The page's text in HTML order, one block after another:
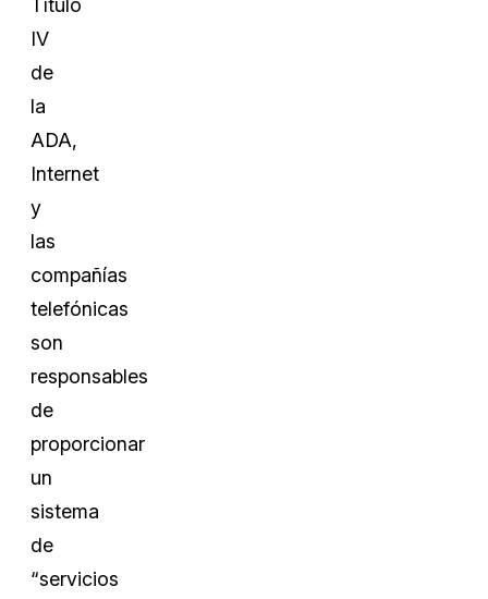
Título
IV
de
la
ADA,
Internet
y
las
compañías
telefónicas
son
responsables
de
proporcionar
un
sistema
de
“servicios